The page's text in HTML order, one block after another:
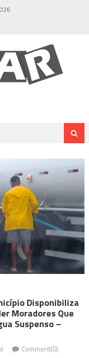
Disponibiliza
Moradores Que
Suspenso –
Comment(0)